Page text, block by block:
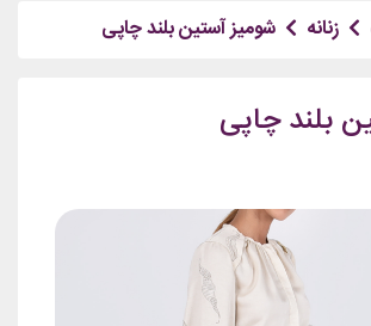
زنانه شومیز آستین بلند چاپی
بلند چاپی